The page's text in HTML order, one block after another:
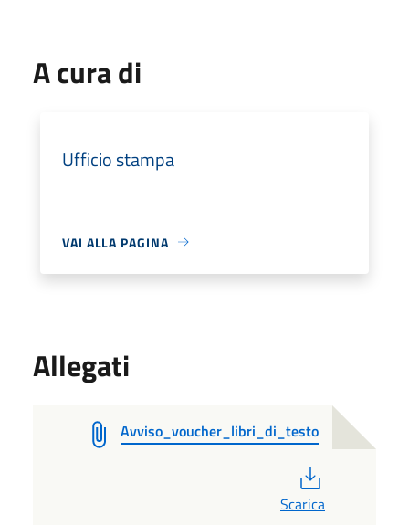
A cura di
Ufficio stampa
VAI ALLA PAGINA
Allegati
Avviso_voucher_libri_di_testo
Scarica